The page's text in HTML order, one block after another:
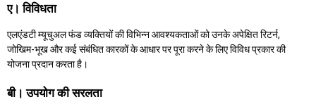
ए। विविधता
एलएंडटी म्यूचुअल फंड व्यक्तियों की विभिन्न आवश्यकताओं को उनके अपेक्षित रिटर्न,
जोखिम-भूख और कई संबंधित कारकों के आधार पर पूरा करने के लिए विविध प्रकार की
योजना प्रदान करता है।
बी। उपयोग की सरलता